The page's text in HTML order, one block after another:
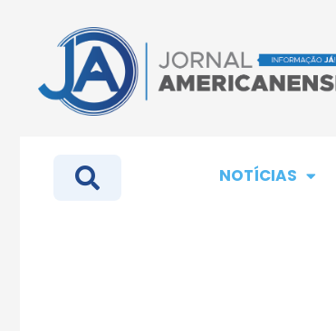
NOTÍCIAS